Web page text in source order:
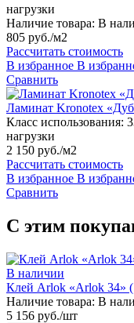
нагрузки
Наличие товара: В
805 руб./м2
Рассчитать стоимость
В избранное В
Сравнить
Ламинат Kronotex
Класс использования:
нагрузки
2 150 руб./м2
Рассчитать стоимость
В избранное В
Сравнить
С этим
В наличии
Клей Arlok «Arlok 34»
Наличие товара: В
5 156 руб./шт